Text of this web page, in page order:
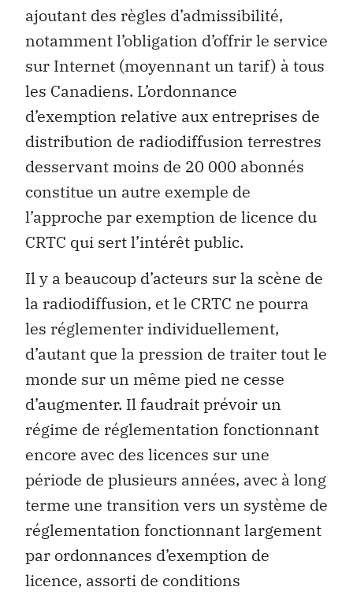
ajoutant des règles d’admissibilité,
notamment l’obligation d’offrir le service
sur Internet (moyennant un tarif) à tous
les Canadiens. L’ordonnance
d’exemption relative aux entreprises de
distribution de radiodiffusion terrestres
desservant moins de 20 000 abonnés
constitue un autre exemple de
l’approche par exemption de licence du
CRTC qui sert l’intérêt public.
Il y a beaucoup d’acteurs sur la scène de
la radiodiffusion, et le CRTC ne pourra
les réglementer individuellement,
d’autant que la pression de traiter tout le
monde sur un même pied ne cesse
d’augmenter. Il faudrait prévoir un
régime de réglementation fonctionnant
encore avec des licences sur une
période de plusieurs années, avec à long
terme une transition vers un système de
réglementation fonctionnant largement
par ordonnances d’exemption de
licence, assorti de conditions